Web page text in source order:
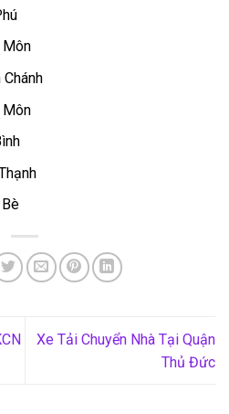
Môn
Môn
Xe Tải Chuyển Nhà Tại Quận
Thủ Đức